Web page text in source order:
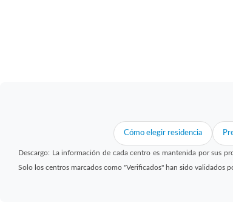
Cómo elegir residencia
Descargo: La información de cada centro es mantenida por sus
Solo los centros marcados como "Verificados" han sido validados